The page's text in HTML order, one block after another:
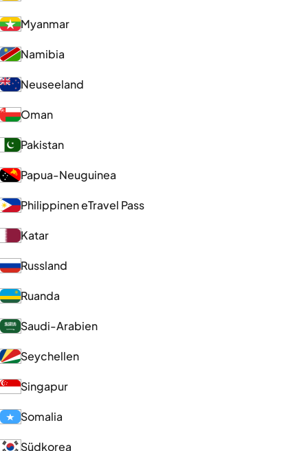
Myanmar
Namibia
Neuseeland
Oman
Pakistan
Papua-Neuguinea
Philippinen eTravel Pass
Katar
Russland
Ruanda
Saudi-Arabien
Seychellen
Singapur
Somalia
Südkorea